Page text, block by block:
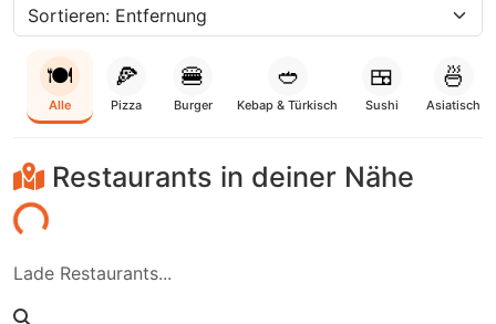
🍽️
Alle
🍕
Pizza
🍔
Burger
🥙
Kebap & Türkisch
🍱
Sushi
🍜
Asiatisch
Restaurants in deiner Nähe
Lade Restaurants...